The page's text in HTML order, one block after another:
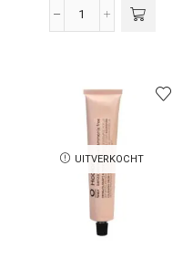
4.0
-
Haarverf
100ML
aantal
UITVERKOCHT